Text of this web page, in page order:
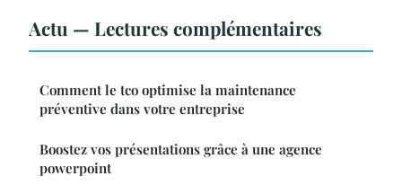
Actu — Lectures complémentaires
Comment le tco optimise la maintenance
préventive dans votre entreprise
Boostez vos présentations grâce à une agence
powerpoint